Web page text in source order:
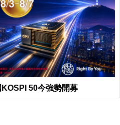
50今強勢開募